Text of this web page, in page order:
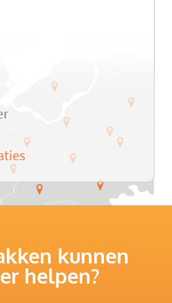
kunnen
helpen?